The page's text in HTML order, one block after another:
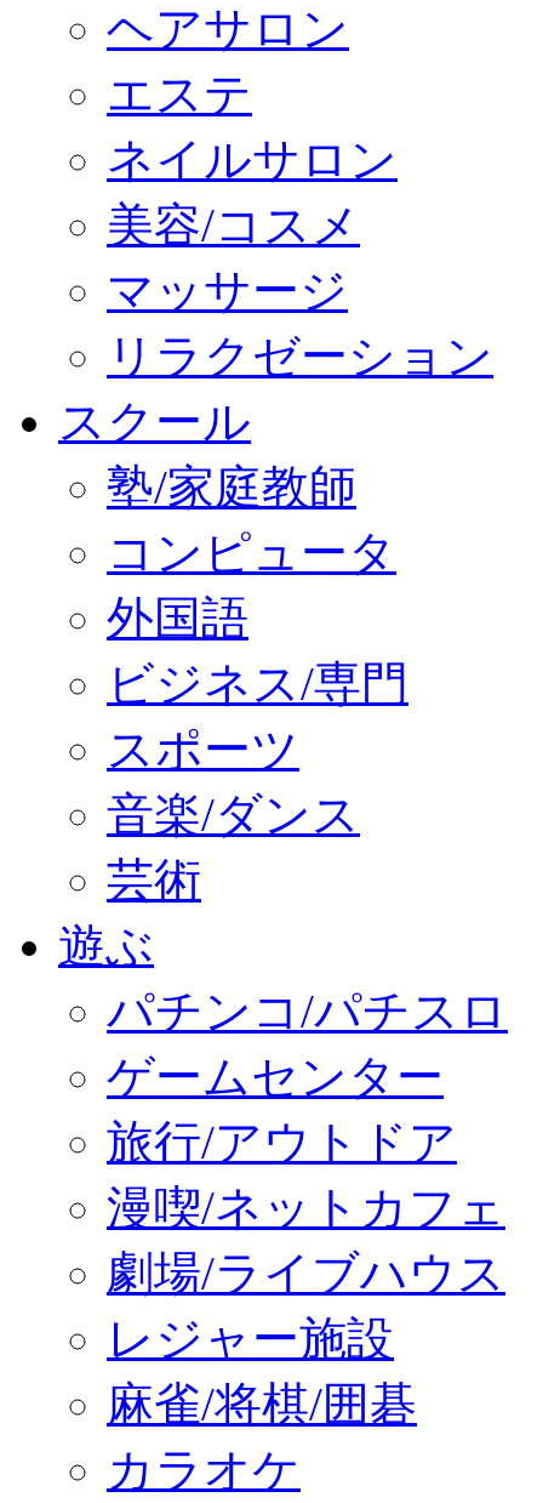
ヘアサロン
エステ
ネイルサロン
美容/コスメ
マッサージ
リラクゼーション
スクール
塾/家庭教師
コンピュータ
外国語
ビジネス/専門
スポーツ
音楽/ダンス
芸術
遊ぶ
パチンコ/パチスロ
ゲームセンター
旅行/アウトドア
漫喫/ネットカフェ
劇場/ライブハウス
レジャー施設
麻雀/将棋/囲碁
カラオケ